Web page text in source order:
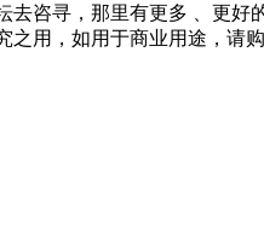
咨寻，那里有更多 、更好
用，如用于商业用途，请购